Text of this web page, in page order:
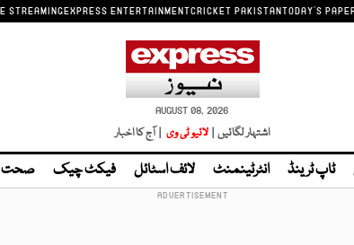
STREAMINGEXPRESS ENTERTAINMENTCRICKET PAKISTANTODAY'S
AUGUST 08, 2026
اشتہار لگائیں | لائیو ٹی وی | آج کا اخبار
ٹاپ ٹرینڈ انٹرٹینمنٹ لائف اسٹائل فیکٹ چیک صحت